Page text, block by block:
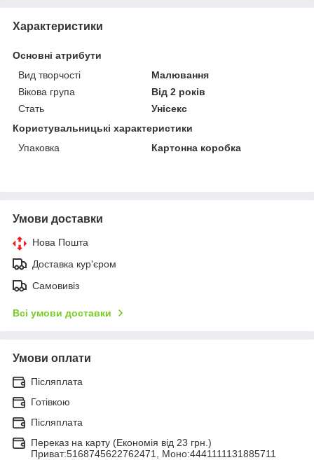
Характеристики
Основні атрибути
Вид творчості
Малювання
Вікова група
Від 2 років
Стать
Унісекс
Користувальницькі характеристики
Упаковка
Картонна коробка
Умови доставки
Нова Пошта
Доставка кур'єром
Самовивіз
Всі умови доставки
Умови оплати
Післяплата
Готівкою
Післяплата
Переказ на карту (Економія від 23 грн.)
Приват:5168745622762471, Моно:4441111131885711